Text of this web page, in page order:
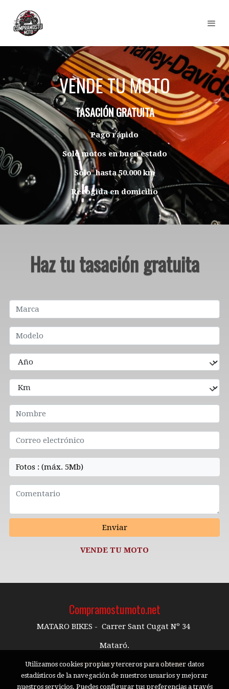
VENDE TU MOTO
TASACIÓN GRATUITA
Pago rápido
Solo motos en buen estado
Sólo hasta 50.000 km
Recogida en domicilio
Haz tu tasación gratuita
Fotos : (máx. 5Mb)
Enviar
VENDE TU MOTO
Compramostumoto.net
MATARO BIKES - Carrer Sant Cugat Nº 34
Mataró.
Teléfono:937997926- Móvil:673195489
Utilizamos cookies propias y terceros para obtener datos
estadísticos de la navegación de nuestros usuarios y mejorar
nuestros servicios. Puedes configurar tus preferencias a través